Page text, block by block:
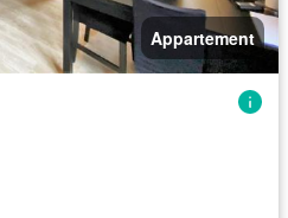
Appartement